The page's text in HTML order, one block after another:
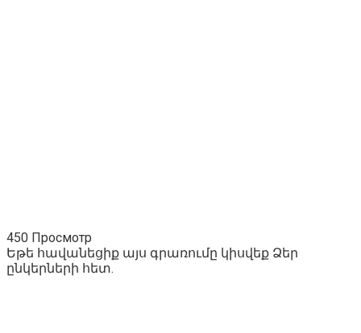
450 Просмотр
Եթե հավանեցիք այս գրառումը կիսվեք Ձեր
ընկերների հետ.